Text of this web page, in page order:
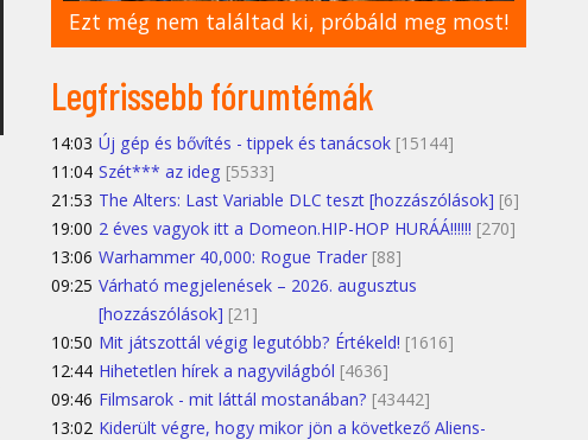
Ezt még nem találtad ki, próbáld meg most!
Legfrissebb fórumtémák
14:03 Új gép és bővítés - tippek és tanácsok [15144]
11:04 Szét*** az ideg [5533]
21:53 The Alters: Last Variable DLC teszt [hozzászólások] [6]
19:00 2 éves vagyok itt a Domeon.HIP-HOP HURÁÁ!!!!!! [270]
13:06 Warhammer 40,000: Rogue Trader [88]
09:25 Várható megjelenések – 2026. augusztus
[hozzászólások] [21]
10:50 Mit játszottál végig legutóbb? Értékeld! [1616]
12:44 Hihetetlen hírek a nagyvilágból [4636]
09:46 Filmsarok - mit láttál mostanában? [43442]
13:02 Kiderült végre, hogy mikor jön a következő Aliens-